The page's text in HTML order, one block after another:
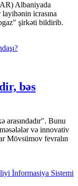
Albaniyada
icrasına
şirkəti bildirib.
bəs
arasındadır". Bunu
və innovativ
Mövsümov fevralın